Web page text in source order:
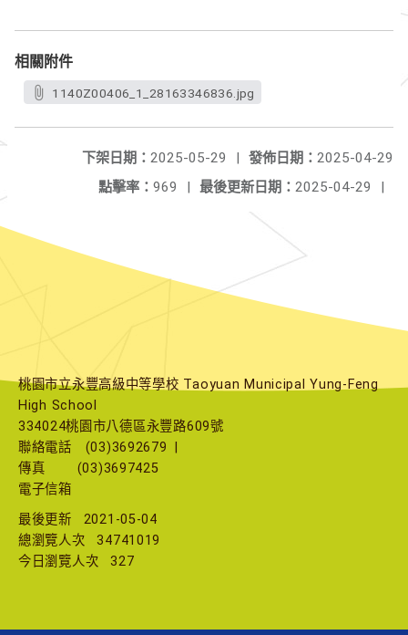
相關附件
1140Z00406_1_28163346836.jpg
發佈日期： 2025-04-29
下架日期： 2025-05-29
|
最後更新日期： 2025-04-29 |
點擊率： 969 |
桃園市立永豐高級中等學校 Taoyuan Municipal Yung-Feng
High School
334024桃園市八德區永豐路609號
聯絡電話
(03)3692679
傳真
(03)3697425
電子信箱
最後更新
2021-05-04
總瀏覽人次
34741019
今日瀏覽人次
327